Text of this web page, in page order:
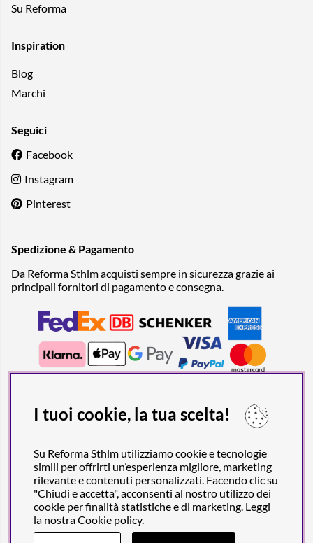
Su Reforma
Inspiration
Blog
Marchi
Seguici
Facebook
Instagram
Pinterest
Spedizione & Pagamento
Da Reforma Sthlm acquisti sempre in sicurezza grazie ai
principali fornitori di pagamento e consegna.
Reforma Sthlm AB (org. no. 556849-2606)
I tuoi cookie, la tua scelta!
Su Reforma Sthlm utilizziamo cookie e tecnologie
simili per offrirti un’esperienza migliore, marketing
rilevante e contenuti personalizzati. Facendo clic su
"Chiudi e accetta", acconsenti al nostro utilizzo dei
cookie per finalità statistiche e di marketing. Leggi
la nostraCookie policy.